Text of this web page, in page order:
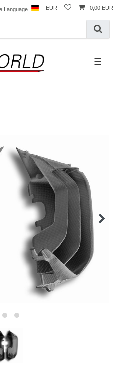
Language EUR 0,00 EUR
☰